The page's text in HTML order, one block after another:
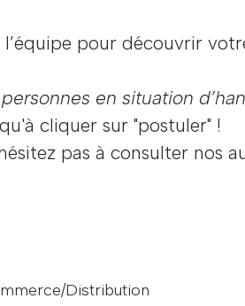
pour découvrir
en situation
cliquer sur "postuler" !
pas à consulter nos
Distribution